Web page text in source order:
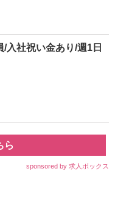
入社祝い金あり/週1日
ら
sponsored by 求人ボックス